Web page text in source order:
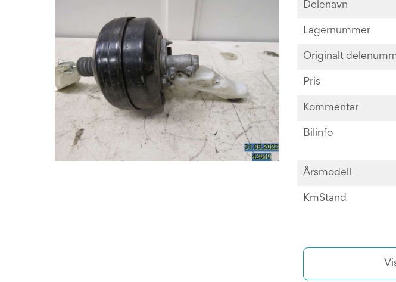
Delenavn
Lagernummer
Originalt
Pris
Kommentar
Bilinfo
Årsmodell
KmStand